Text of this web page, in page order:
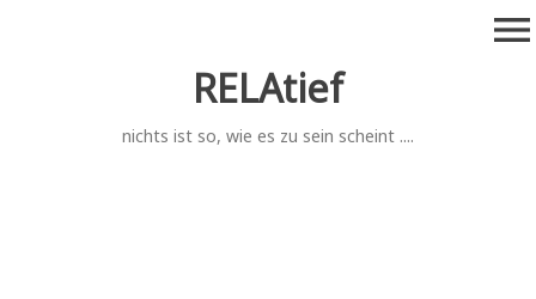
RELAtief
nichts ist so, wie es zu sein scheint ....
menu